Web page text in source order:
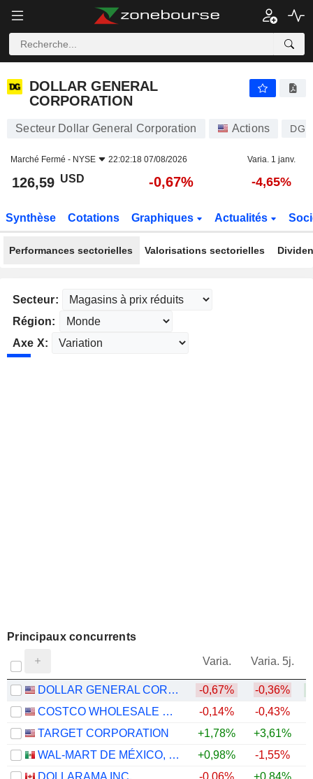
DOLLAR GENERAL
CORPORATION
Secteur Dollar General Corporation Actions DG
Marché Fermé - NYSE 22:02:18 07/08/2026 Varia. 1 janv.
126,59 USD -0,67% -4,65%
Synthèse Cotations Graphiques Actualités
Performances sectorielles Valorisations sectorielles
Secteur:
Région:
Axe X:
Principaux concurrents
Varia. Varia. 5j.
DOLLAR GENERAL CORPORATION
-0,67% -0,36%
COSTCO WHOLESALE CORPORATION
-0,14% -0,43%
TARGET CORPORATION
+1,78% +3,61%
WAL-MART DE MÉXICO, S.A.B. DE C.V.
+0,98% -1,55%
DOLLARAMA INC.
-0,06% +0,84%